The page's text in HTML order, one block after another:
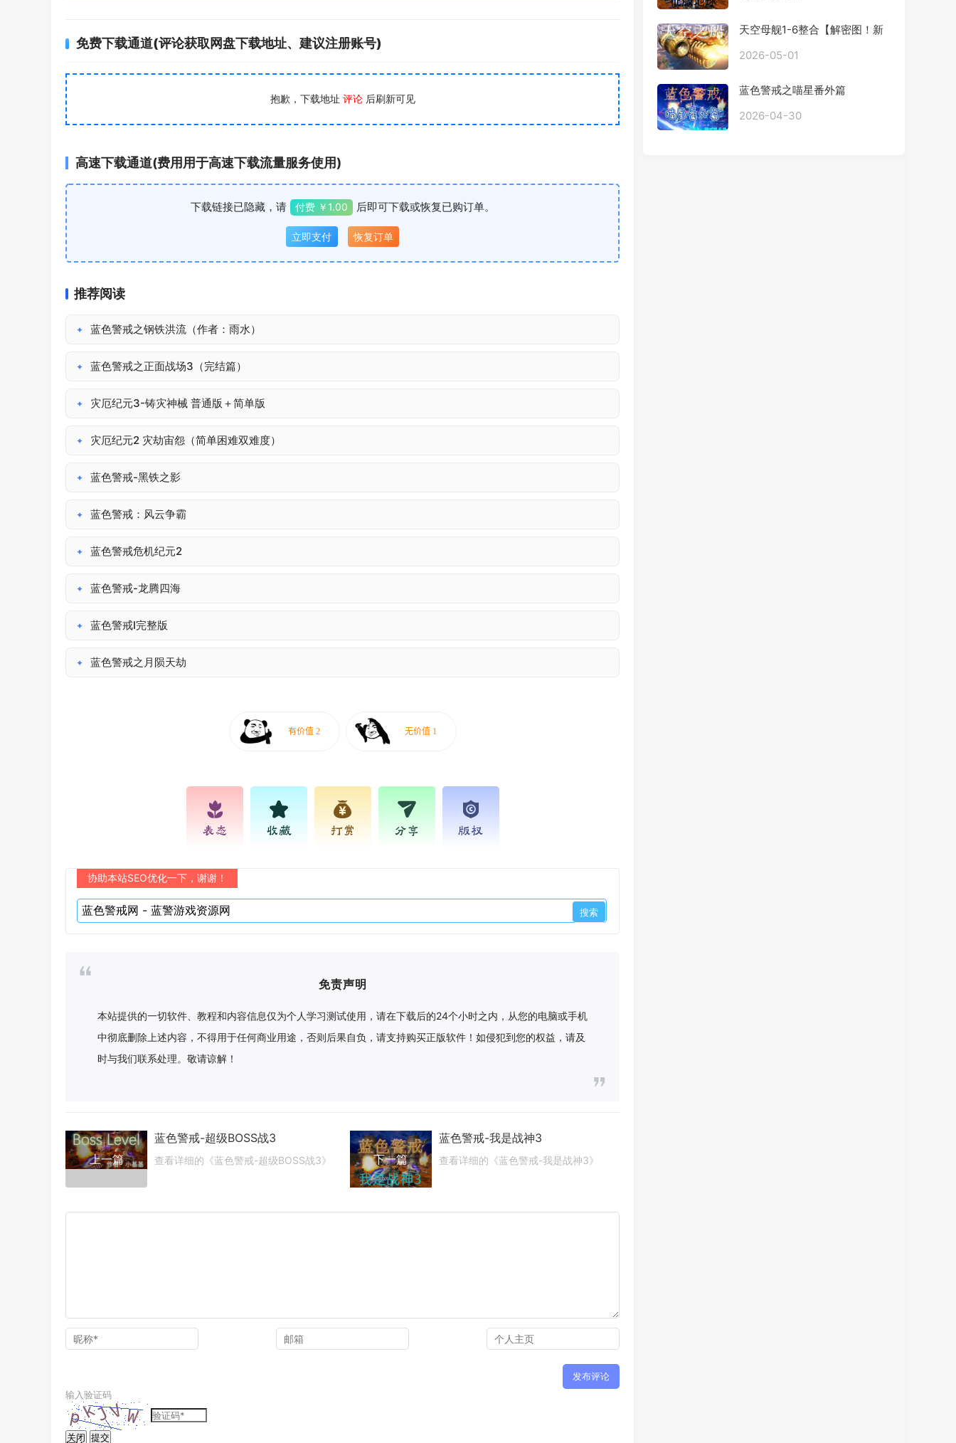
免费下载通道(评论获取网盘下载地址、建议注册账号)
抱歉，下载地址 评论后刷新可见
高速下载通道(费用用于高速下载流量服务使用)
下载链接已隐藏，请 付费 ￥1.00 后即可下载或恢复已购订单。
立即支付 恢复订单
推荐阅读
✦ 蓝色警戒之钢铁洪流（作者：雨水）
✦ 蓝色警戒之正面战场3（完结篇）
✦ 灾厄纪元3-铸灾神械 普通版＋简单版
✦ 灾厄纪元2 灾劫宙怨（简单困难双难度）
✦ 蓝色警戒-黑铁之影
✦ 蓝色警戒：风云争霸
✦ 蓝色警戒危机纪元2
✦ 蓝色警戒-龙腾四海
✦ 蓝色警戒I完整版
✦ 蓝色警戒之月陨天劫
表态 收藏 打赏 分享 版权
协助本站SEO优化一下，谢谢！
免责声明
本站提供的一切软件、教程和内容信息仅为个人学习测试使用，请在下载后的24个小时之内，从您的电脑或手机
中彻底删除上述内容，不得用于任何商业用途，否则后果自负，请支持购买正版软件！如侵犯到您的权益，请及
时与我们联系处理。敬请谅解！
上一篇
蓝色警戒-超级BOSS战3
查看详细的《蓝色警戒-超级BOSS战3》 下一篇
蓝色警戒-我是战神3
查看详细的《蓝色警戒-我是战神3》
输入验证码
关闭 提交
天空母舰1-6整合【解密图！新
2026-05-01
蓝色警戒之喵星番外篇
2026-04-30